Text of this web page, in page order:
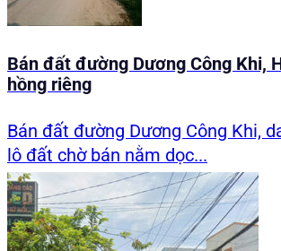
Bán đất đường Dương Công Khi,
hồng riêng
Bán đất đường Dương Công Khi,
lô đất chờ bán nằm dọc...